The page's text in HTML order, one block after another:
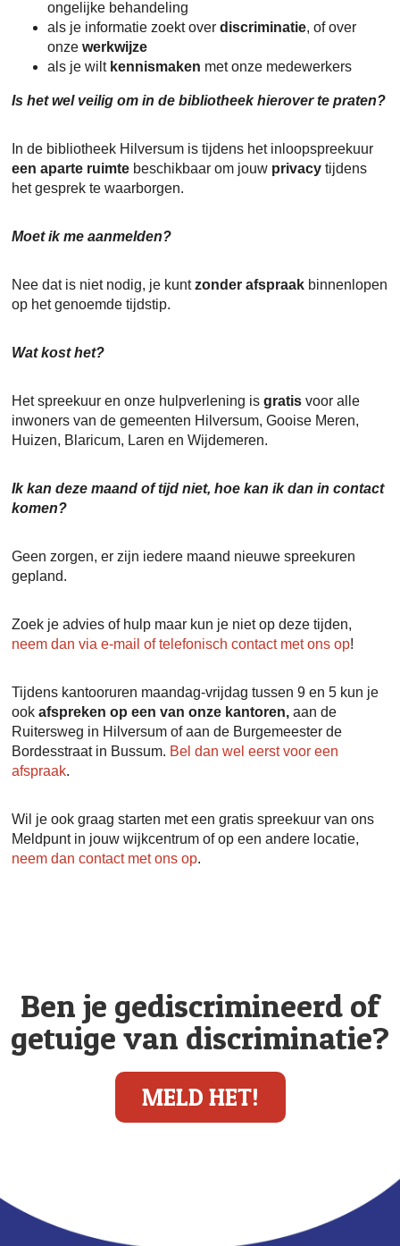
ongelijke behandeling
als je informatie zoekt over discriminatie, of over
onze werkwijze
als je wilt kennismaken met onze medewerkers
Is het wel veilig om in de bibliotheek hierover te praten?
In de bibliotheek Hilversum is tijdens het inloopspreekuur
een aparte ruimtebeschikbaar om jouw privacy tijdens
het gesprek te waarborgen.
Moet ik me aanmelden?
Nee dat is niet nodig, je kuntzonder afspraak binnenlopen
op het genoemde tijdstip.
Wat kost het?
Het spreekuur en onze hulpverlening is gratisvoor alle
inwoners van de gemeenten Hilversum, Gooise Meren,
Huizen, Blaricum, Laren en Wijdemeren.
Ik kan deze maand of tijd niet, hoe kan ik dan in contact
komen?
Geen zorgen, er zijn iedere maand nieuwe spreekuren
gepland.
Zoek je advies of hulp maar kun je niet op deze tijden,
neem dan via e-mail of telefonisch contact met ons op!
Tijdens kantooruren maandag-vrijdag tussen 9 en 5 kun je
ook afspreken op een van onze kantoren,aan de
Ruitersweg in Hilversum of aan de Burgemeester de
Bordesstraat in Bussum. Bel dan wel eerst voor een
afspraak.
Wil je ook graag starten met een gratis spreekuur van ons
Meldpunt in jouw wijkcentrum of op een andere locatie,
neem dan contact met ons op.
Ben je gediscrimineerd of
getuige van discriminatie?
MELD HET!